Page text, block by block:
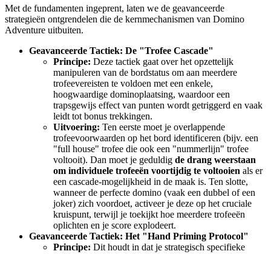
Met de fundamenten ingeprent, laten we de geavanceerde
strategieën ontgrendelen die de kernmechanismen van Domino
Adventure uitbuiten.
Geavanceerde Tactiek: De "Trofee Cascade"
Principe: Deze tactiek gaat over het opzettelijk
manipuleren van de bordstatus om aan meerdere
trofeevereisten te voldoen met een enkele,
hoogwaardige dominoplaatsing, waardoor een
trapsgewijs effect van punten wordt getriggerd en vaak
leidt tot bonus trekkingen.
Uitvoering: Ten eerste moet je overlappende
trofeevoorwaarden op het bord identificeren (bijv. een
"full house" trofee die ook een "nummerlijn" trofee
voltooit). Dan moet je geduldig de drang weerstaan
om individuele trofeeën voortijdig te voltooien als er
een cascade-mogelijkheid in de maak is. Ten slotte,
wanneer de perfecte domino (vaak een dubbel of een
joker) zich voordoet, activeer je deze op het cruciale
kruispunt, terwijl je toekijkt hoe meerdere trofeeën
oplichten en je score explodeert.
Geavanceerde Tactiek: Het "Hand Priming Protocol"
Principe: Dit houdt in dat je strategisch specifieke